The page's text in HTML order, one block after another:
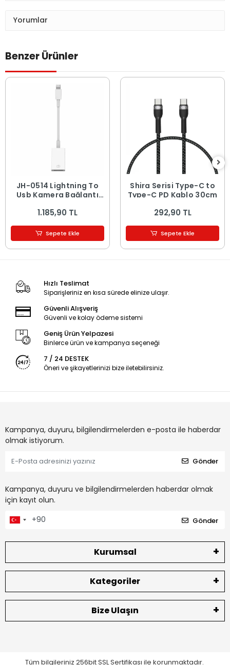
Yorumlar
Benzer Ürünler
JH-0514 Lightning To
Usb Kamera Bağlantı
1.185,90 TL
Sepete Ekle
Shira Serisi Type-C to
Type-C PD Kablo 30cm
292,90 TL
Sepete Ekle
Hızlı Teslimat
Siparişleriniz en kısa sürede elinize ulaşır.
Güvenli Alışveriş
Güvenli ve kolay ödeme sistemi
Geniş Ürün Yelpazesi
Binlerce ürün ve kampanya seçeneği
7 / 24 DESTEK
Öneri ve şikayetlerinizi bize iletebilirsiniz.
Kampanya, duyuru, bilgilendirmelerden e-posta ile haberdar
olmak istiyorum.
Gönder
Kampanya, duyuru ve bilgilendirmelerden haberdar olmak
için kayıt olun.
Gönder
Kurumsal
Kategoriler
Bize Ulaşın
Tüm bilgileriniz 256bit SSL Sertifikası ile korunmaktadır.